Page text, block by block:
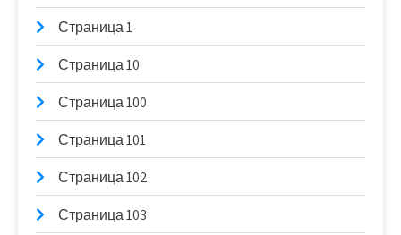
Страница 1
Страница 10
Страница 100
Страница 101
Страница 102
Страница 103